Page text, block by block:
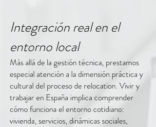
Integración real en el
entorno local
Más allá de la gestión técnica, prestamos
especial atención a la dimensión práctica y
cultural del proceso de relocation. Vivir y
trabajar en España implica comprender
cómo funciona el entorno cotidiano:
vivienda, servicios, dinámicas sociales,